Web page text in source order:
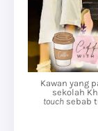
Kawan yang
sekolah
touch sebab